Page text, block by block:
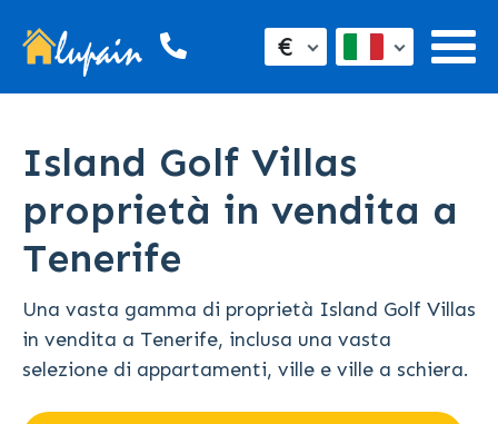
€
Island Golf Villas
proprietà in vendita a
Tenerife
Una vasta gamma di proprietà Island Golf Villas
in vendita a Tenerife, inclusa una vasta
selezione di appartamenti, ville e ville a schiera.